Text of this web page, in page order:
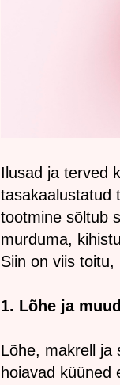
Ilusad ja terved
tasakaalustatud
tootmine sõltub
murduma,
Siin on viis
1. Lõhe ja
Lõhe, makrell ja
hoiavad küüned